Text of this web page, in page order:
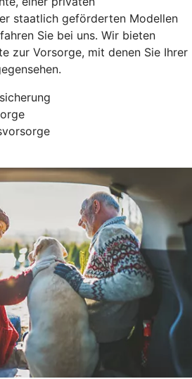
staatlich geförderten Modellen
Sie bei uns. Wir bieten
zur Vorsorge, mit denen Sie Ihrer